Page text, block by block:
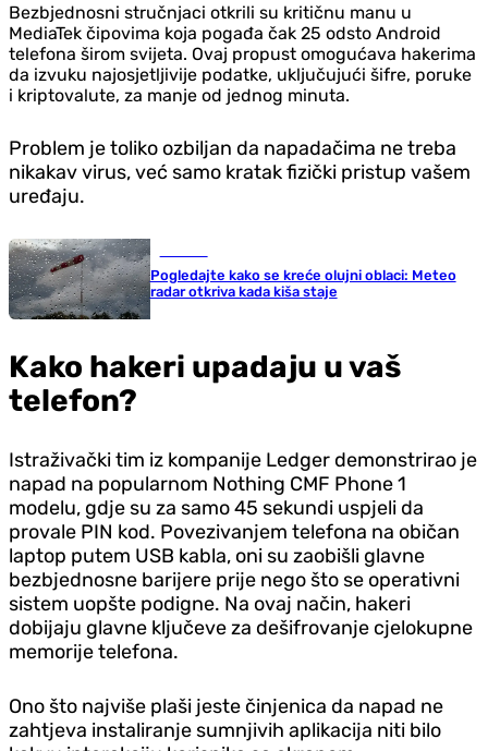
Bezbjednosni stručnjaci otkrili su kritičnu manu u
MediaTek čipovima koja pogađa čak 25 odsto Android
telefona širom svijeta. Ovaj propust omogućava hakerima
da izvuku najosjetljivije podatke, uključujući šifre, poruke
i kriptovalute, za manje od jednog minuta.
Problem je toliko ozbiljan da napadačima ne treba
nikakav virus, već samo kratak fizički pristup vašem
uređaju.
Pogledajte kako se kreće olujni oblaci: Meteo
radar otkriva kada kiša staje
Kako hakeri upadaju u vaš
telefon?
Istraživački tim iz kompanije Ledger demonstrirao je
napad na popularnom Nothing CMF Phone 1
modelu, gdje su za samo 45 sekundi uspjeli da
provale PIN kod. Povezivanjem telefona na običan
laptop putem USB kabla, oni su zaobišli glavne
bezbjednosne barijere prije nego što se operativni
sistem uopšte podigne. Na ovaj način, hakeri
dobijaju glavne ključeve za dešifrovanje cjelokupne
memorije telefona.
Ono što najviše plaši jeste činjenica da napad ne
zahtjeva instaliranje sumnjivih aplikacija niti bilo